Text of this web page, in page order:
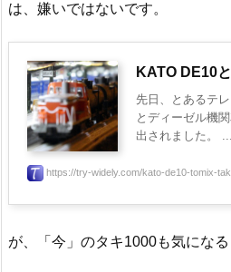
は、嫌いではないです。
KATO DE10
先日、とあるテ
とディーゼル機
出されました。 ...
https://try-widely.com/kato-de10-tomix-
が、「今」のタキ1000も気になる